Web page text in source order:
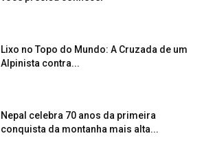
Lixo no Topo do Mundo: A Cruzada de um
Alpinista contra...
Nepal celebra 70 anos da primeira
conquista da montanha mais alta...